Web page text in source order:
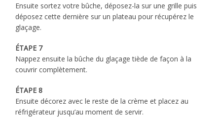
Ensuite sortez votre bûche, déposez-la sur une grille puis
déposez cette dernière sur un plateau pour récupérez le
glaçage.
ÉTAPE 7
Nappez ensuite la bûche du glaçage tiède de façon à la
couvrir complètement.
ÉTAPE 8
Ensuite décorez avec le reste de la crème et placez au
réfrigérateur jusqu’au moment de servir.